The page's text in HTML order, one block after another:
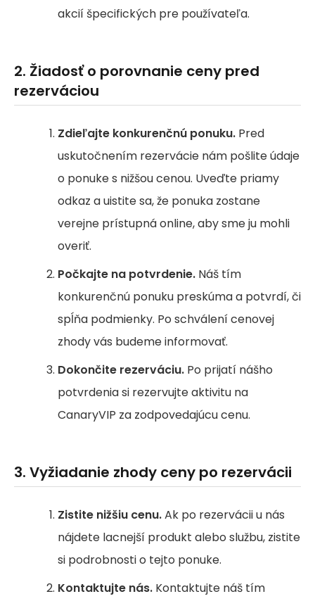
akcií špecifických pre používateľa.
2. Žiadosť o porovnanie ceny pred
rezerváciou
Zdieľajte konkurenčnú ponuku. Pred
uskutočnením rezervácie nám pošlite údaje
o ponuke s nižšou cenou. Uveďte priamy
odkaz a uistite sa, že ponuka zostane
verejne prístupná online, aby sme ju mohli
overiť.
Počkajte na potvrdenie. Náš tím
konkurenčnú ponuku preskúma a potvrdí, či
spĺňa podmienky. Po schválení cenovej
zhody vás budeme informovať.
Dokončite rezerváciu. Po prijatí nášho
potvrdenia si rezervujte aktivitu na
CanaryVIP za zodpovedajúcu cenu.
3. Vyžiadanie zhody ceny po rezervácii
Zistite nižšiu cenu.Ak po rezervácii u nás
nájdete lacnejší produkt alebo službu, zistite
si podrobnosti o tejto ponuke.
Kontaktujte nás. Kontaktujte náš tím